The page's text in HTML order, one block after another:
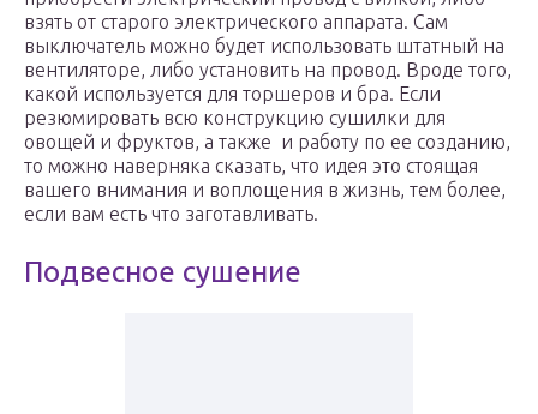
взять от старого электрического аппарата. Сам
выключатель можно будет использовать штатный на
вентиляторе, либо установить на провод. Вроде того,
какой используется для торшеров и бра. Если
резюмировать всю конструкцию сушилки для
овощей и фруктов, а также и работу по ее созданию,
то можно наверняка сказать, что идея это стоящая
вашего внимания и воплощения в жизнь, тем более,
если вам есть что заготавливать.
Подвесное сушение